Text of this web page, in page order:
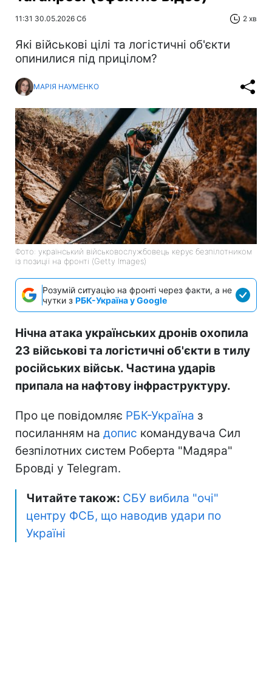
11:31 30.05.2026 Сб 2 хв
Які військові цілі та логістичні об'єкти
опинилися під прицілом?
МАРІЯ НАУМЕНКО
Фото: український військовослужбовець керує безпілотником
із позиції на фронті (Getty Images)
Розумій ситуацію на фронті через факти, а не
чутки з РБК-Україна у Google
Нічна атака українських дронів охопила
23 військові та логістичні об'єкти в тилу
російських військ. Частина ударів
припала на нафтову інфраструктуру.
Про це повідомляє РБК-Україна з
посиланням на допис командувача Сил
безпілотних систем Роберта "Мадяра"
Бровді у Telegram.
Читайте також: СБУ вибила "очі"
центру ФСБ, що наводив удари по
Україні